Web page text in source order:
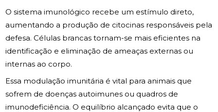
O sistema imunológico recebe um estímulo direto,
aumentando a produção de citocinas responsáveis pela
defesa. Células brancas tornam-se mais eficientes na
identificação e eliminação de ameaças externas ou
internas ao corpo.
Essa modulação imunitária é vital para animais que
sofrem de doenças autoimunes ou quadros de
imunodeficiência. O equilíbrio alcançado evita que o